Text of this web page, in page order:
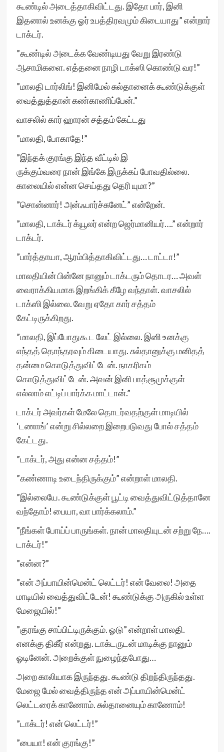
கூண்டில் அடைத்தாகிவிட்டது. இதோ பார், இனி
இதனால் உனக்கு ஓர் உபத்திரவமும் கிடையாது” என்றார்
டாக்டர்.
”கூண்டில் அடைக்க வேண்டியது வேறு இரண்டு
ஆசாமிகளை. எத்தனை நாழி டாக்ஸி கொண்டு வர!”
”மாலதி டார்லிங்! இனிமேல் சுல்தானைக் கூண்டுக்குள்
வைத்துத்தான் கண்காணிப்பேன்.”
வாசலில் கார் ஹாரன் சத்தம் கேட்டது
”மாலதி, போகாதே!”
”இந்தக் குரங்கு இந்த வீட்டில் இ
ருக்கும்வரை நான் இங்கே இருக்கப் போவதில்லை.
காலையில் என்ன செய்தது தெரி யுமா?”
”சொன்னார்! அன்ஃபார்ச்சுனேட்” என்றேன்.
”மாலதி, டாக்டர் க்யூலர் என்ற ஜெர்மானியர்….” என்றார்
டாக்டர்.
”பார்த்தாயா, ஆரம்பித்தாகிவிட்டது… டாட்டா!”
மாலதியின் பின்னே நானும் டாக்டரும் தொடர… அவள்
வைராக்கியமாக இறங்கிக் கீழே வந்தாள். வாசலில்
டாக்ஸி இல்லை. வேறு ஏதோ கார் சத்தம்
கேட்டிருக்கிறது.
”மாலதி, இப்போதுகூட லேட் இல்லை. இனி உனக்கு
எந்தத் தொந்தரவும் கிடையாது. சுல்தானுக்கு மனிதத்
தன்மை கொடுத்துவிட்டேன். நாகரிகம்
கொடுத்துவிட்டேன். அவன் இனி பாத்ரூமுக்குள்
எல்லாம் எட்டிப் பார்க்க மாட்டான்.”
டாக்டர் அவர்கள் மேலே தொடர்வதற்குள் மாடியில்
‘டணாங்’ என்று சில்லறை இறைபடுவது போல் சத்தம்
கேட்டது.
”டாக்டர், அது என்ன சத்தம்!”
”கண்ணாடி உடைந்திருக்கும்” என்றாள் மாலதி.
”இல்லையே. கூண்டுக்குள் பூட்டி வைத்துவிட்டுத்தானே
வந்தோம்! பையா, வா பார்க்கலாம்.”
”நீங்கள் போய்ப் பாருங்கள். நான் மாலதியுடன் சற்று நே….
டாக்டர்!”
”என்ன?”
”என் அப்பாயின்மென்ட் லெட்டர்! என் வேலை! அதை
மாடியில் வைத்துவிட்டேன்! கூண்டுக்கு அருகில் உள்ள
மேஜையில்!”
”குரங்கு சாப்பிட்டிருக்கும். ஓடு” என்றாள் மாலதி.
எனக்கு திகீர் என்றது. டாக்டருடன் மாடிக்கு நானும்
ஓடினேன். அறைக்குள் நுழைந்தபோது…
அறை காலியாக இருந்தது. கூண்டு திறந்திருந்தது.
மேஜை மேல் வைத்திருந்த என் அப்பாயின்மென்ட்
லெட்டரைக் காணோம். சுல்தானையும் காணோம்!
”டாக்டர்! என் லெட்டர்!”
”பையா! என் குரங்கு!”